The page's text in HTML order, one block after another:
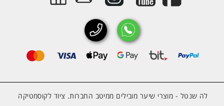
לה שנטל - מוצרי שיער מובילים ממיטב החברות. ציוד לקוסמטיקה